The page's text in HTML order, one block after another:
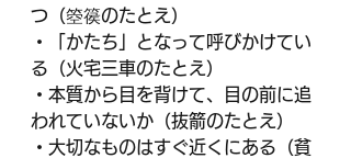
つ（箜篌のたとえ）
・「かたち」となって呼びかけてい
る（火宅三車のたとえ）
・本質から目を背けて、目の前に追
われていないか（抜箭のたとえ）
・大切なものはすぐ近くにある（貧